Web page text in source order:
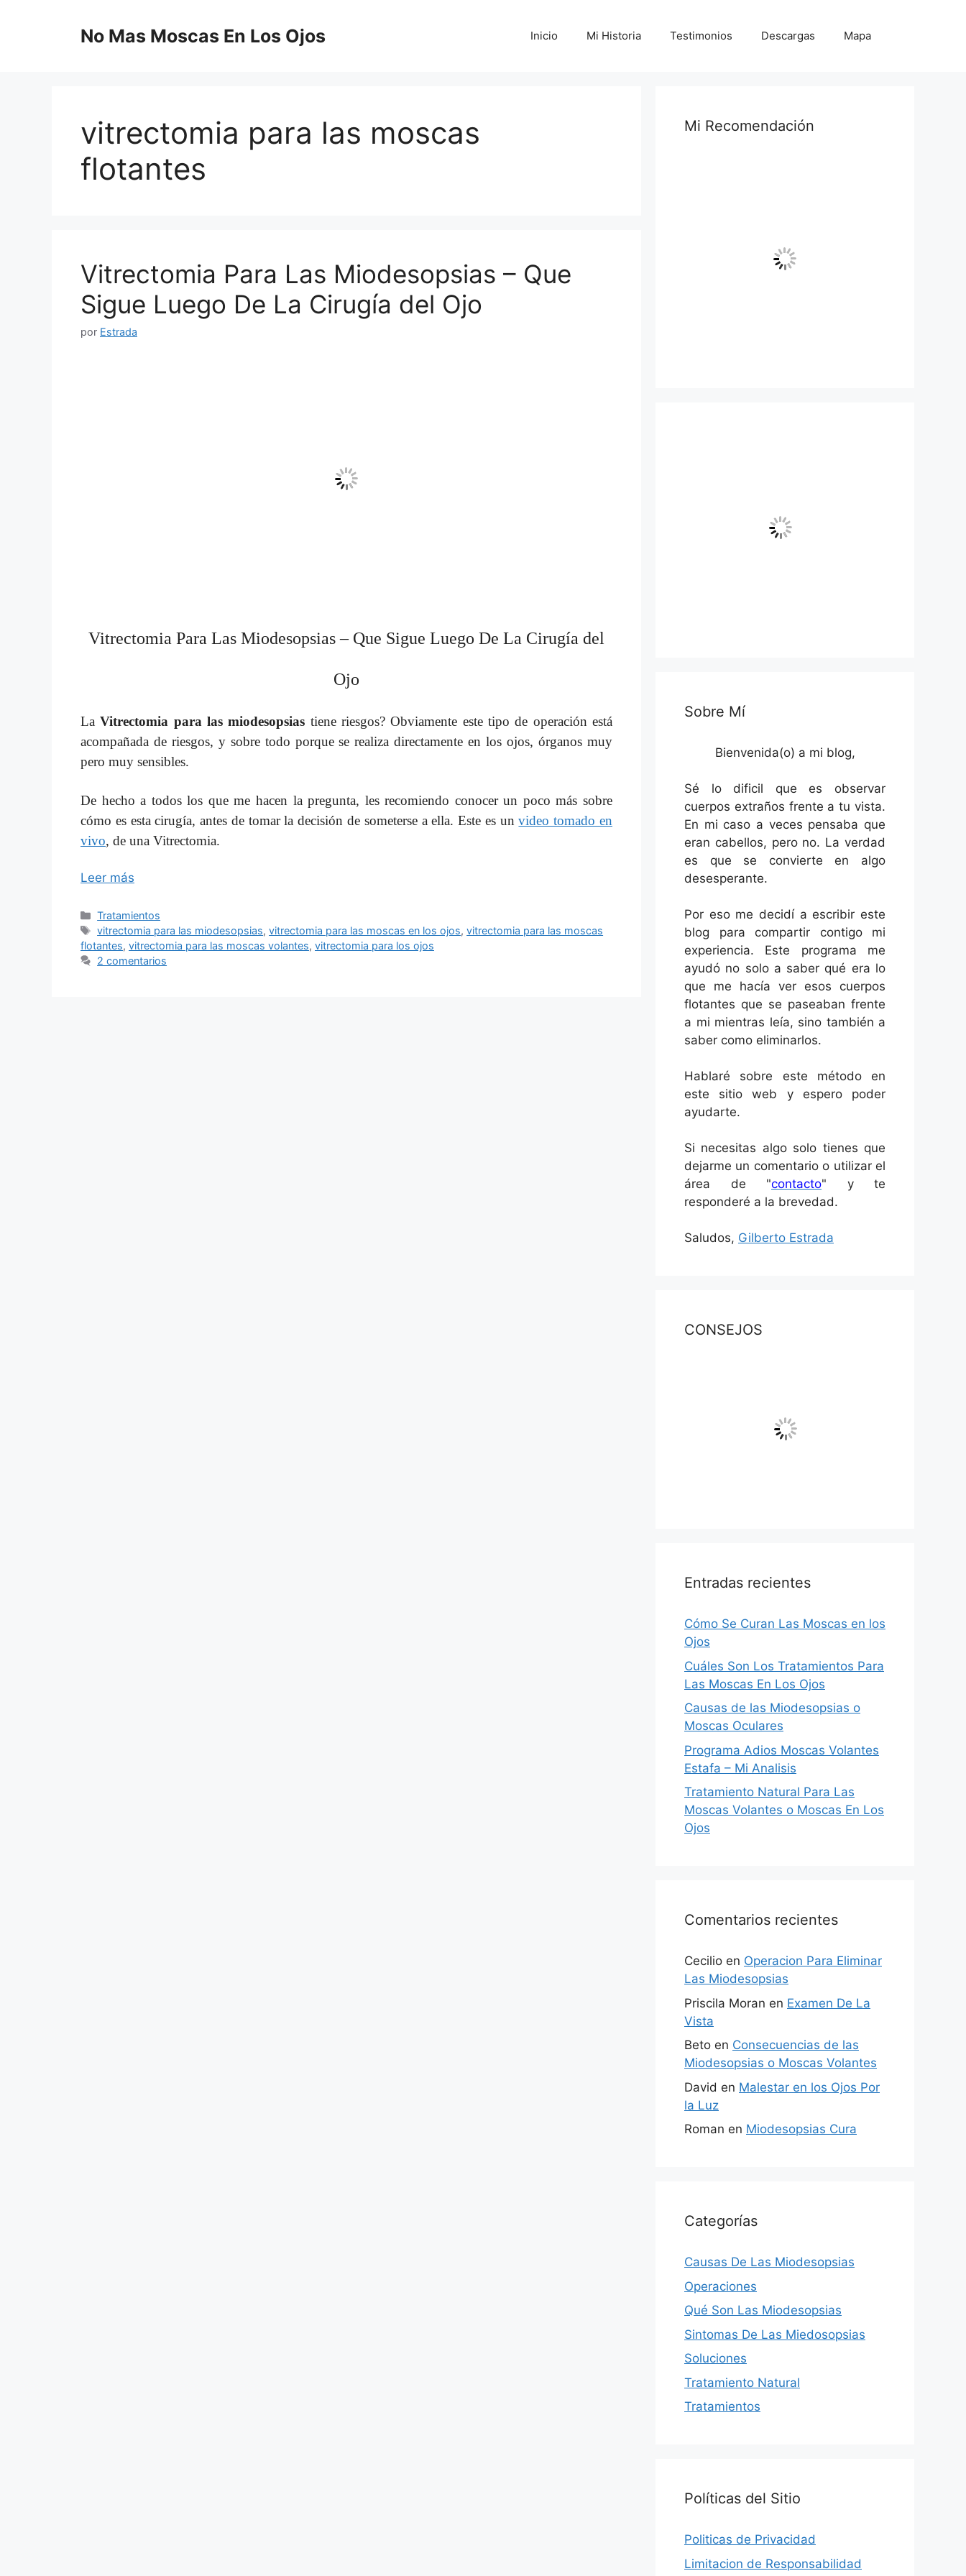
No Mas Moscas En Los Ojos Inicio Mi Historia Testimonios Descargas Mapa
vitrectomia para las moscas
flotantes
Vitrectomia Para Las Miodesopsias – Que
Sigue Luego De La Cirugía del Ojo
por Estrada
Vitrectomia Para Las Miodesopsias – Que Sigue Luego De La Cirugía del
Ojo
LaVitrectomia para las miodesopsias tiene riesgos? Obviamente este tipo de operación está
acompañada de riesgos, y sobre todo porque se realiza directamente en los ojos, órganos muy
pero muy sensibles.
De hecho a todos los que me hacen la pregunta, les recomiendo conocer un poco más sobre
cómo es esta cirugía, antes de tomar la decisión de someterse a ella. Este es unvideo tomado en
vivo, de una Vitrectomia.
Leer más
Categorías
Tratamientos
Etiquetas
vitrectomia para las miodesopsias,vitrectomia para las moscas en los ojos,vitrectomia para las moscas
flotantes, vitrectomia para las moscas volantes, vitrectomia para los ojos
2 comentarios
Mi Recomendación
Sobre Mí
Bienvenida(o) a mi blog,
Sé lo dificil que es observar
cuerpos extraños frente a tu vista.
En mi caso a veces pensaba que
eran cabellos, pero no. La verdad
es que se convierte en algo
desesperante.
Por eso me decidí a escribir este
blog para compartir contigo mi
experiencia. Este programa me
ayudó no solo a saber qué era lo
que me hacía ver esos cuerpos
flotantes que se paseaban frente
a mi mientras leía, sino también a
saber como eliminarlos.
Hablaré sobre este método en
este sitio web y espero poder
ayudarte.
Si necesitas algo solo tienes que
dejarme un comentario o utilizar el
área de "contacto" y te
responderé a la brevedad.
Saludos, Gilberto Estrada
CONSEJOS
Entradas recientes
Cómo Se Curan Las Moscas en los
Ojos
Cuáles Son Los Tratamientos Para
Las Moscas En Los Ojos
Causas de las Miodesopsias o
Moscas Oculares
Programa Adios Moscas Volantes
Estafa – Mi Analisis
Tratamiento Natural Para Las
Moscas Volantes o Moscas En Los
Ojos
Comentarios recientes
Cecilio en Operacion Para Eliminar
Las Miodesopsias
Priscila Moran en Examen De La
Vista
Beto en Consecuencias de las
Miodesopsias o Moscas Volantes
David en Malestar en los Ojos Por
la Luz
Roman en Miodesopsias Cura
Categorías
Causas De Las Miodesopsias
Operaciones
Qué Son Las Miodesopsias
Sintomas De Las Miedosopsias
Soluciones
Tratamiento Natural
Tratamientos
Políticas del Sitio
Politicas de Privacidad
Limitacion de Responsabilidad